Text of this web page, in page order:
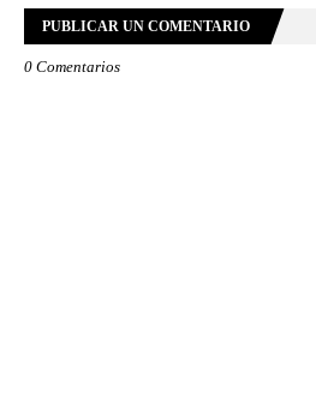
PUBLICAR UN COMENTARIO
0 Comentarios